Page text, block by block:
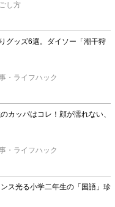
し方
グッズ6選。ダイソー「潮干狩
・ライフハック
カッパはコレ！顔が濡れない、
・ライフハック
ス光る小学二年生の「国語」珍